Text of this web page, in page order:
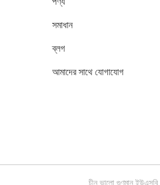
সমাধান
ব্লগ
আমাদের সাথে যোগাযোগ
চীন ভালো গুণমান